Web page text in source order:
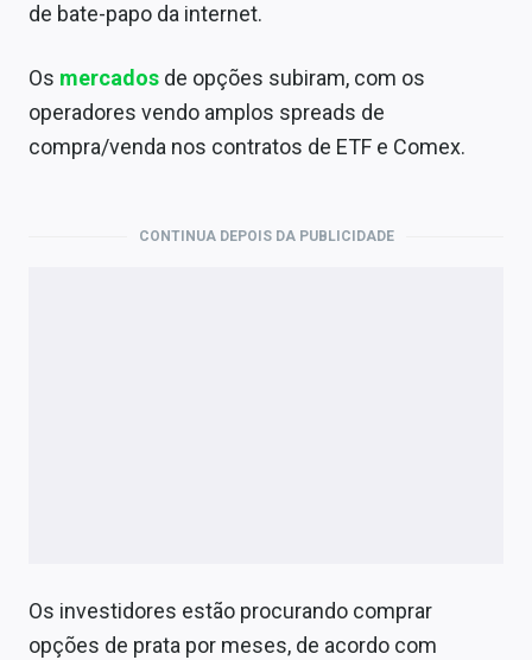
de bate-papo da internet.
Os mercados de opções subiram, com os
operadores vendo amplos spreads de
compra/venda nos contratos de ETF e Comex.
CONTINUA DEPOIS DA PUBLICIDADE
Os investidores estão procurando comprar
opções de prata por meses, de acordo com